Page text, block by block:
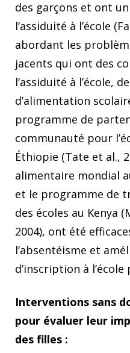
des garçons et ont
l’assiduité à l’école
abordant les
jacents qui ont des
l’assiduité à l’école,
d’alimentation
programme de
communauté pour
Éthiopie (Tate et al.,
alimentaire mondial
et le programme de
des écoles au Kenya
2004), ont été
l’absentéisme et
d’inscription à
Interventions sans
pour évaluer leur
des filles :